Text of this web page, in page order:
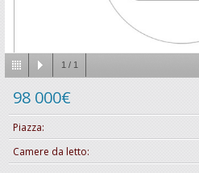
1 / 1
98 000€
Piazza:
Camere da letto: